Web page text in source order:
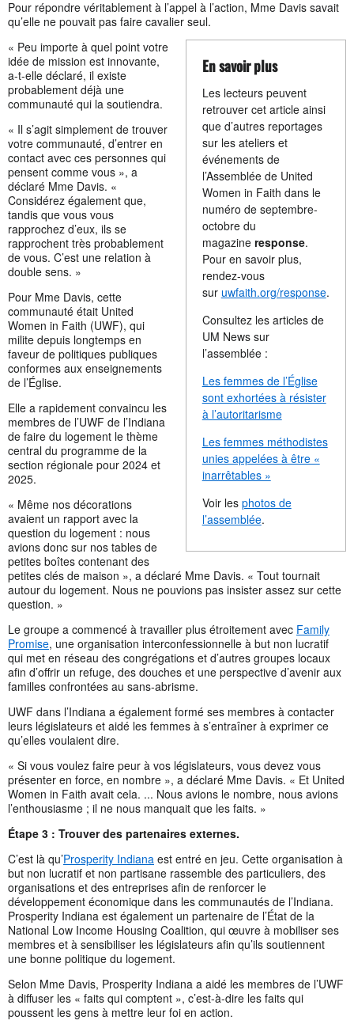
Pour répondre véritablement à l’appel à l’action, Mme Davis savait
qu’elle ne pouvait pas faire cavalier seul.
En savoir plus
Les lecteurs peuvent
retrouver cet article ainsi
que d’autres reportages
sur les ateliers et
événements de
l’Assemblée de United
Women in Faith dans le
numéro de septembre-
octobre du
magazine response.
Pour en savoir plus,
rendez-vous
sur uwfaith.org/response.
Consultez les articles de
UM News sur
l’assemblée :
Les femmes de l’Église
sont exhortées à résister
à l’autoritarisme
Les femmes méthodistes
unies appelées à être «
inarrêtables »
Voir les photos de
l’assemblée.
« Peu importe à quel point votre
idée de mission est innovante,
a-t-elle déclaré, il existe
probablement déjà une
communauté qui la soutiendra.
« Il s’agit simplement de trouver
votre communauté, d’entrer en
contact avec ces personnes qui
pensent comme vous », a
déclaré Mme Davis. «
Considérez également que,
tandis que vous vous
rapprochez d’eux, ils se
rapprochent très probablement
de vous. C’est une relation à
double sens. »
Pour Mme Davis, cette
communauté était United
Women in Faith (UWF), qui
milite depuis longtemps en
faveur de politiques publiques
conformes aux enseignements
de l’Église.
Elle a rapidement convaincu les
membres de l’UWF de l’Indiana
de faire du logement le thème
central du programme de la
section régionale pour 2024 et
2025.
« Même nos décorations
avaient un rapport avec la
question du logement : nous
avions donc sur nos tables de
petites boîtes contenant des
petites clés de maison », a déclaré Mme Davis. « Tout tournait
autour du logement. Nous ne pouvions pas insister assez sur cette
question. »
Le groupe a commencé à travailler plus étroitement avec Family
Promise, une organisation interconfessionnelle à but non lucratif
qui met en réseau des congrégations et d’autres groupes locaux
afin d’offrir un refuge, des douches et une perspective d’avenir aux
familles confrontées au sans-abrisme.
UWF dans l’Indiana a également formé ses membres à contacter
leurs législateurs et aidé les femmes à s’entraîner à exprimer ce
qu’elles voulaient dire.
« Si vous voulez faire peur à vos législateurs, vous devez vous
présenter en force, en nombre », a déclaré Mme Davis. « Et United
Women in Faith avait cela. ... Nous avions le nombre, nous avions
l’enthousiasme ; il ne nous manquait que les faits. »
Étape 3 : Trouver des partenaires externes.
C’est là qu’Prosperity Indiana est entré en jeu. Cette organisation à
but non lucratif et non partisane rassemble des particuliers, des
organisations et des entreprises afin de renforcer le
développement économique dans les communautés de l’Indiana.
Prosperity Indiana est également un partenaire de l’État de la
National Low Income Housing Coalition, qui œuvre à mobiliser ses
membres et à sensibiliser les législateurs afin qu’ils soutiennent
une bonne politique du logement.
Selon Mme Davis, Prosperity Indiana a aidé les membres de l’UWF
à diffuser les « faits qui comptent », c’est-à-dire les faits qui
poussent les gens à mettre leur foi en action.